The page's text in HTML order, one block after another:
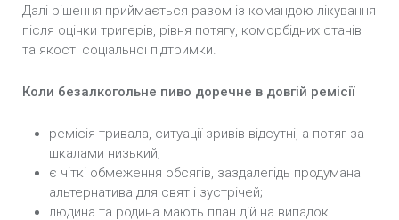
Далі рішення приймається разом із командою лікування
після оцінки тригерів, рівня потягу, коморбідних станів
та якості соціальної підтримки.
Коли безалкогольне пиво доречне в довгій ремісії
ремісія тривала, ситуації зривів відсутні, а потяг за
шкалами низький;
є чіткі обмеження обсягів, заздалегідь продумана
альтернатива для свят і зустрічей;
людина та родина мають план дій на випадок